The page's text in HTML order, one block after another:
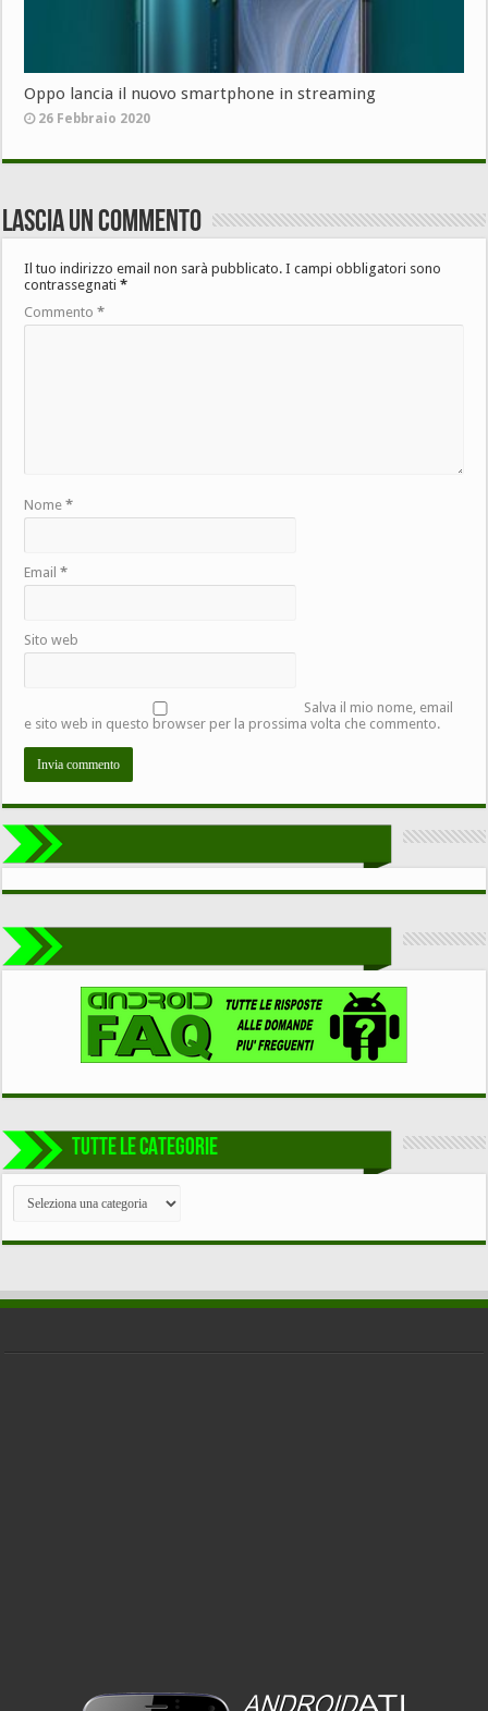
Oppo lancia il nuovo smartphone in streaming
26 Febbraio 2020
Lascia un commento
Il tuo indirizzo email non sarà pubblicato. I campi obbligatori sono
contrassegnati*
Commento*
Nome*
Email*
Sito web
Salva il mio nome, email
e sito web in questo browser per la prossima volta che commento.
TUTTE LE CATEGORIE
TUTTE
CATEGORIE